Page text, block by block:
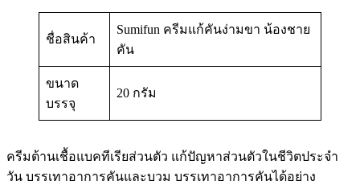
ชื่อสินค้า
Sumifun ครีมแก้คันง่ามขา น้องชาย
คัน
ขนาด
บรรจุ
20 กรัม
ครีมต้านเชื้อแบคทีเรียส่วนตัว แก้ปัญหาส่วนตัวในชีวิตประจำ
วัน บรรเทาอาการคันและบวม บรรเทาอาการคันได้อย่าง